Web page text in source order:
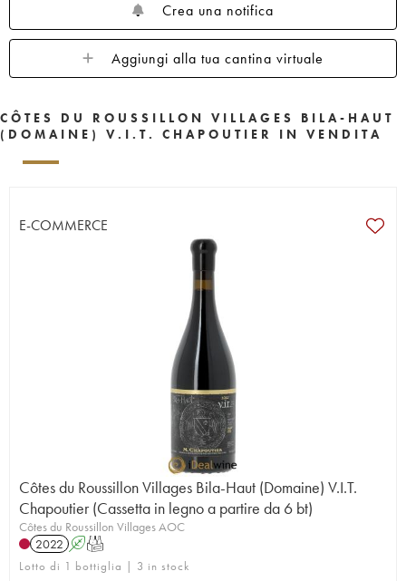
Crea una notifica
Aggiungi alla tua cantina virtuale
CÔTES DU ROUSSILLON VILLAGES BILA-HAUT
(DOMAINE) V.I.T. CHAPOUTIER IN VENDITA
E-COMMERCE
Côtes du Roussillon Villages Bila-Haut (Domaine) V.I.T.
Chapoutier (Cassetta in legno a partire da 6 bt)
Côtes du Roussillon Villages AOC
2022 AT
Lotto di 1 bottiglia | 3 in stock